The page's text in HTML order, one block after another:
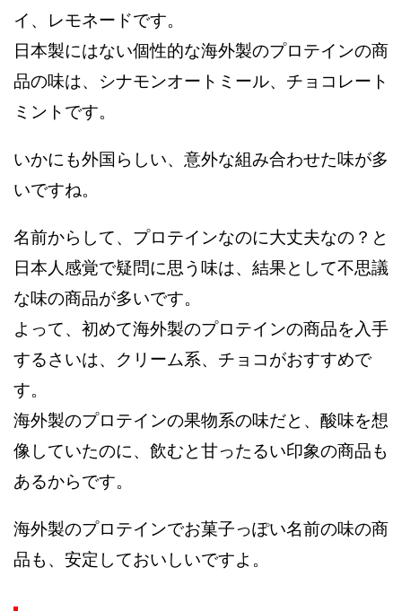
イ、レモネードです。
日本製にはない個性的な海外製のプロテインの商
品の味は、シナモンオートミール、チョコレート
ミントです。
いかにも外国らしい、意外な組み合わせた味が多
いですね。
名前からして、プロテインなのに大丈夫なの？と
日本人感覚で疑問に思う味は、結果として不思議
な味の商品が多いです。
よって、初めて海外製のプロテインの商品を入手
するさいは、クリーム系、チョコがおすすめで
す。
海外製のプロテインの果物系の味だと、酸味を想
像していたのに、飲むと甘ったるい印象の商品も
あるからです。
海外製のプロテインでお菓子っぽい名前の味の商
品も、安定しておいしいですよ。